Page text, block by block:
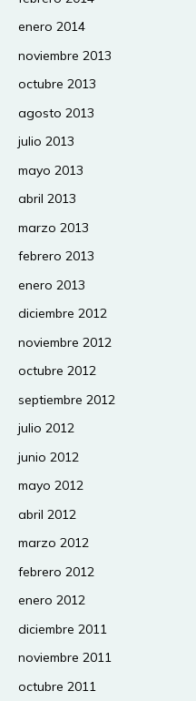
enero 2014
noviembre 2013
octubre 2013
agosto 2013
julio 2013
mayo 2013
abril 2013
marzo 2013
febrero 2013
enero 2013
diciembre 2012
noviembre 2012
octubre 2012
septiembre 2012
julio 2012
junio 2012
mayo 2012
abril 2012
marzo 2012
febrero 2012
enero 2012
diciembre 2011
noviembre 2011
octubre 2011